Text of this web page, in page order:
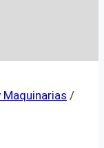
Maquinarias /